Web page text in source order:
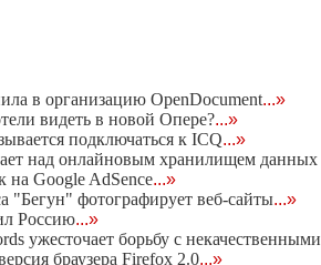
в организацию OpenDocument...»
видеть в новой Опере?...»
подключаться к ICQ...»
над онлайновым хранилищем данных
на Google AdSence...»
"Бегун" фотографирует веб-сайты...»
Россию...»
ужесточает борьбу с
браузера Firefox 2.0...»